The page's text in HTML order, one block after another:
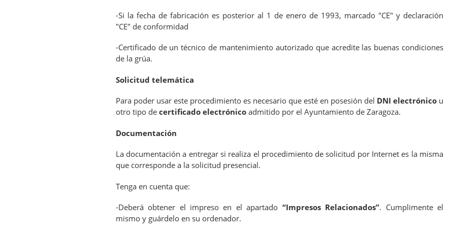
-Si la fecha de fabricación es posterior al 1 de enero de 1993, marcado "CE" y declaración
"CE" de conformidad
-Certificado de un técnico de mantenimiento autorizado que acredite las buenas condiciones
de la grúa.
Solicitud telemática
Para poder usar este procedimiento es necesario que esté en posesión del DNI electrónico u
otro tipo de certificado electrónicoadmitido por el Ayuntamiento de Zaragoza.
Documentación
La documentación a entregar si realiza el procedimiento de solicitud por Internet es la misma
que corresponde a la solicitud presencial.
Tenga en cuenta que:
-Deberá obtener el impreso en el apartado “Impresos Relacionados”. Cumplimente el
mismo y guárdelo en su ordenador.